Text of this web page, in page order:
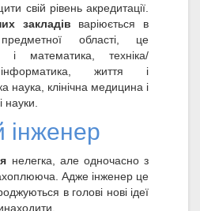
свій рівень акредитації.
закладів варіюється в
області, це
і математика, техніка/
життя і
наука, клінічна медицина і
науки.
інженер
нелегка, але одночасно з
Адже інженер це
в голові нові ідеї